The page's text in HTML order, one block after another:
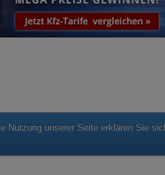
Nutzung unserer Seite erklären Sie